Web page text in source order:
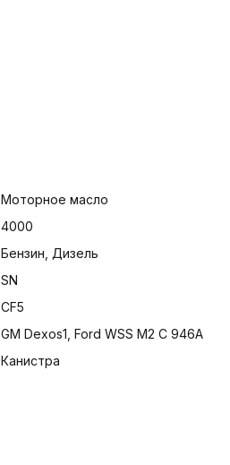
Моторное масло
4000
Бензин, Дизель
SN
CF5
GM Dexos1, Ford WSS M2 C 946A
Канистра